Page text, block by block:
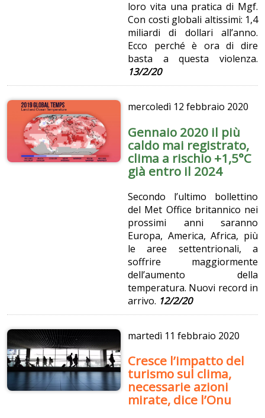
loro vita una pratica di Mgf.
Con costi globali altissimi: 1,4
miliardi di dollari all’anno.
Ecco perché è ora di dire
basta a questa violenza.
13/2/20
mercoledì 12 febbraio 2020
Gennaio 2020 il più
caldo mai registrato,
clima a rischio +1,5°C
già entro il 2024
Secondo l’ultimo bollettino
del Met Office britannico nei
prossimi anni saranno
Europa, America, Africa, più
le aree settentrionali, a
soffrire maggiormente
dell’aumento della
temperatura. Nuovi record in
arrivo. 12/2/20
martedì 11 febbraio 2020
Cresce l’impatto del
turismo sul clima,
necessarie azioni
mirate, dice l’Onu